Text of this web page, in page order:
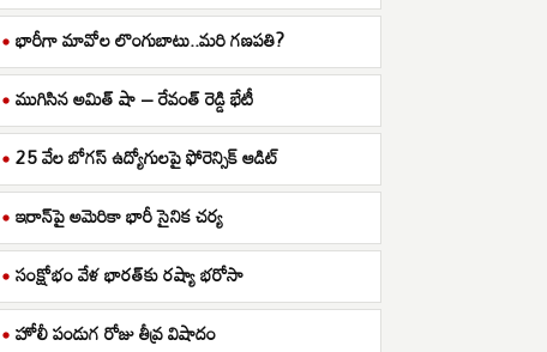
భారీగా మావోల లొంగుబాటు..మరి గణపతి?
ముగిసిన అమిత్ షా – రేవంత్ రెడ్డి భేటీ
25 వేల బోగస్ ఉద్యోగులపై ఫోరెన్సిక్ ఆడిట్
ఇరాన్‌పై అమెరికా భారీ సైనిక చర్య
సంక్షోభం వేళ భారత్‌కు రష్యా భరోసా
హోలీ పండుగ రోజు తీవ్ర విషాదం